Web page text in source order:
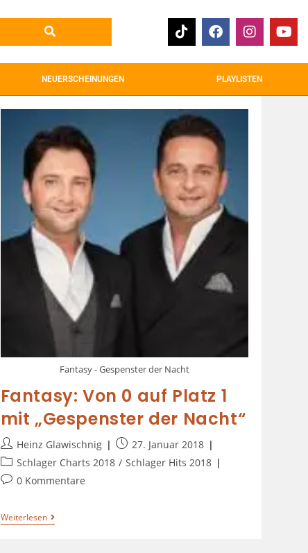
NEUERSCHEINUNGEN PLAYLISTEN
Fantasy - Gespenster der Nacht
Fantasy: Von 0 auf Platz 1
mit „Gespenster der Nacht“
Heinz Glawischnig
27. Januar 2018
Schlager Charts 2018 / Schlager Hits 2018
0 Kommentare
Weiterlesen